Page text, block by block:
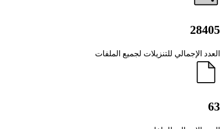
الإجمالي للتنزيلات لجميع الملفات